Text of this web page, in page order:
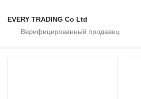
EVERY TRADING Co Ltd